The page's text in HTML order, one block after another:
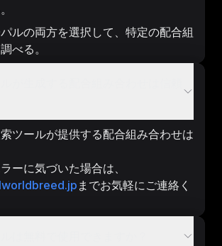
ルの両方を選択して、特定の配合組
べる。
ツールが提供する配合組み合わせは
ーに気づいた場合は、
までお気軽にご連絡く